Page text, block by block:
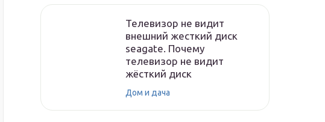
Телевизор не видит
внешний жесткий диск
seagate. Почему
телевизор не видит
жёсткий диск
Дом и дача